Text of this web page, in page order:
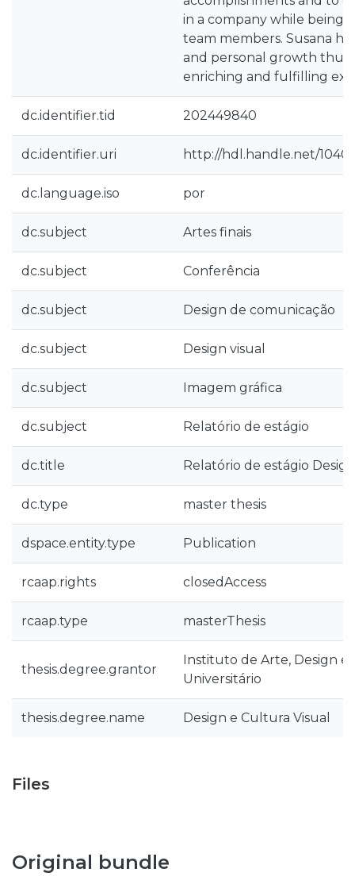
in a company while being
team members. Susana
and personal growth thus
enriching and fulfilling
dc.identifier.tid 202449840
dc.identifier.uri http://hdl.handle.net/
dc.language.iso por
dc.subject Artes finais
dc.subject Conferência
dc.subject Design de comunicação
dc.subject Design visual
dc.subject Imagem gráfica
dc.subject Relatório de estágio
dc.title Relatório de estágio
dc.type master thesis
dspace.entity.type Publication
rcaap.rights closedAccess
rcaap.type masterThesis
thesis.degree.grantor
Instituto de Arte, Design e
Universitário
thesis.degree.name Design e Cultura Visual
Files
Original bundle